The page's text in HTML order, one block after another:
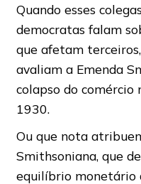
Quando esses
democratas falam
que afetam
avaliam a Emenda
colapso do comércio
1930.
Ou que nota
Smithsoniana, que
equilíbrio monetário